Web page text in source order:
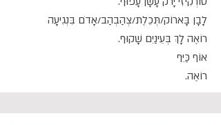
לָבָן בָּארוֹק/תְּכֵלֶת/צְהַבְהַב/אָדֹם בִּנְגִיעָה
רוֹאֶה לָךְ בְּעֵינַיִם שָׁקוּף.
אוֹף כַּיֵּף
רוֹאֶה.